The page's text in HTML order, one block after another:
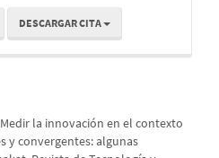
DESCARGAR CITA
Medir la innovación en el contexto
y convergentes: algunas